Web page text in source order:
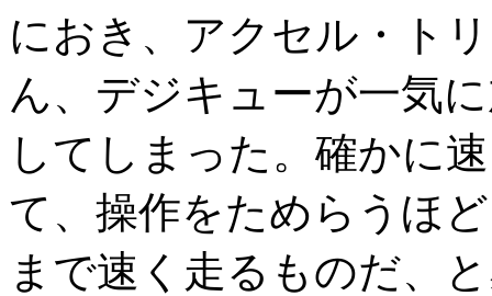
におき、アクセル・ト
ん、デジキューが一気
してしまった。確かに
て、操作をためらうほ
まで速く走るものだ、